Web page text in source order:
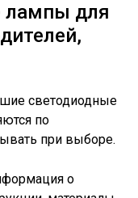
лампы для
светодиодные
по
при выборе.
о